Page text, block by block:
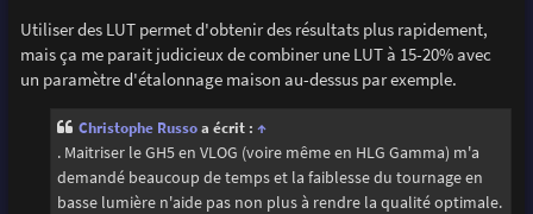
Utiliser des LUT permet d'obtenir des résultats plus rapidement,
mais ça me parait judicieux de combiner une LUT à 15-20% avec
un paramètre d'étalonnage maison au-dessus par exemple.
Christophe Russoa écrit : ↑
. Maitriser le GH5 en VLOG (voire même en HLG Gamma) m'a
demandé beaucoup de temps et la faiblesse du tournage en
basse lumière n'aide pas non plus à rendre la qualité optimale.